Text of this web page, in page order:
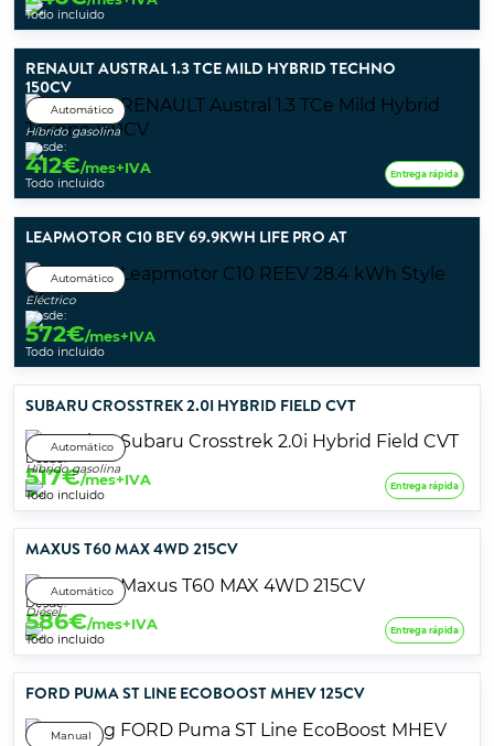
Todo incluido
RENAULT AUSTRAL 1.3 TCE MILD HYBRID TECHNO
150CV
Automático
Híbrido gasolina
Desde:
412€/mes+IVA
Todo incluido
Entrega rápida
LEAPMOTOR C10 BEV 69.9KWH LIFE PRO AT
Automático
Eléctrico
Desde:
572€/mes+IVA
Todo incluido
SUBARU CROSSTREK 2.0I HYBRID FIELD CVT
Automático
Híbrido gasolina
Desde:
517€/mes+IVA
Todo incluido
Entrega rápida
MAXUS T60 MAX 4WD 215CV
Automático
Diésel
Desde:
586€/mes+IVA
Todo incluido
Entrega rápida
FORD PUMA ST LINE ECOBOOST MHEV 125CV
Manual